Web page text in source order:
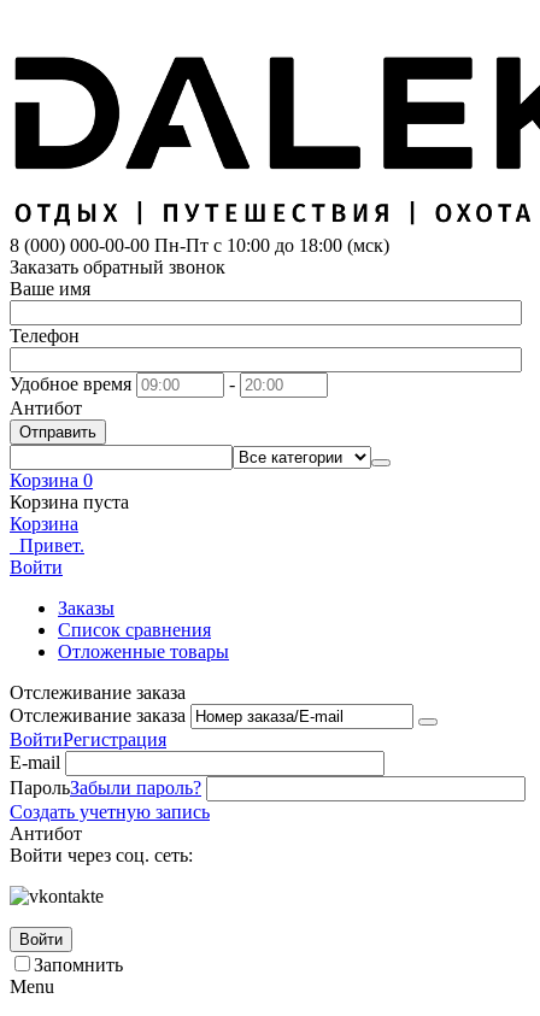
8 (000) 000-00-00 Пн-Пт с 10:00 до 18:00 (мск)
Заказать обратный звонок
Ваше имя
Телефон
Удобное время
-
Антибот
Отправить
Корзина 0
Корзина пуста
Корзина
Привет.
Войти
Заказы
Список сравнения
Отложенные товары
Отслеживание заказа
Отслеживание заказа
ВойтиРегистрация
E-mail
ПарольЗабыли пароль?
Создать учетную запись
Антибот
Войти через соц. сеть:
Войти
Запомнить
Menu